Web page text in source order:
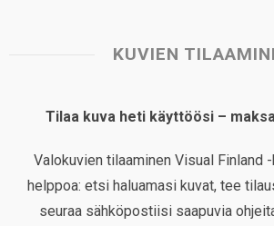
KUVIEN
Tilaa kuva heti käyttöösi –
Valokuvien tilaaminen Visual Finland
helppoa: etsi haluamasi kuvat, tee
seuraa sähköpostiisi saapuvia